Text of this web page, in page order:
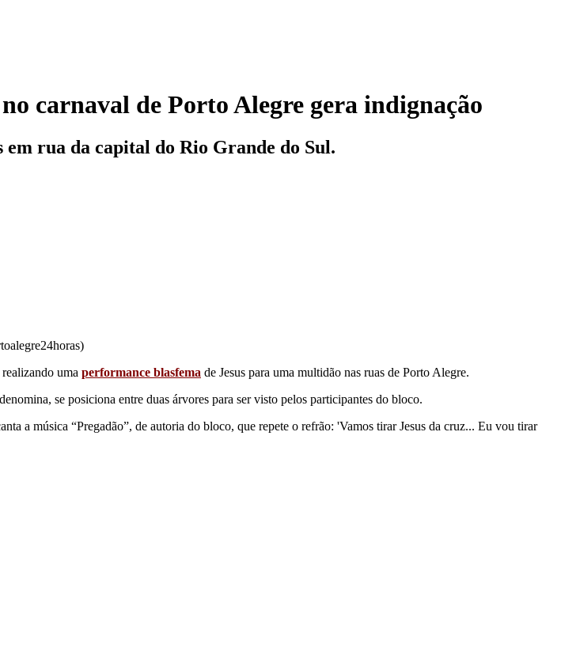
carnaval de Porto Alegre gera indignação
rua da capital do Rio Grande do Sul.
uma performance blasfema de Jesus para uma multidão nas ruas de Porto Alegre.
se posiciona entre duas árvores para ser visto pelos participantes do bloco.
a música “Pregadão”, de autoria do bloco, que repete o refrão: 'Vamos tirar Jesus da cruz... Eu vou tirar